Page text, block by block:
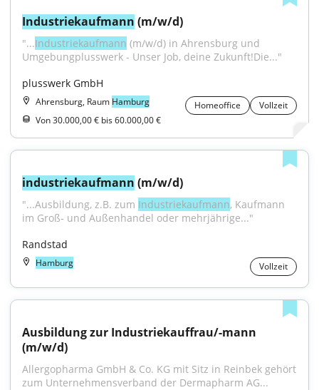
Industriekaufmann (m/w/d)
"...Industriekaufmann (m/w/d) in Ahrensburg und
Umgebungplusswerk - Unser Job, deine Zukunft!Die..."
plusswerk GmbH
Ahrensburg, Raum Hamburg Homeoffice
Vollzeit
Von 30.000,00 € bis 60.000,00 €
industriekaufmann (m/w/d)
"...Ausbildung, z.B. zum Industriekaufmann, Kaufmann
im Groß- und Außenhandel oder mehrjährige..."
Randstad
Hamburg Vollzeit
Ausbildung zur Industriekauffrau/-mann
(m/w/d)
Allergopharma GmbH & Co. KG mit Sitz in Reinbek gehört
zum Unternehmensverband der Dermapharm AG...